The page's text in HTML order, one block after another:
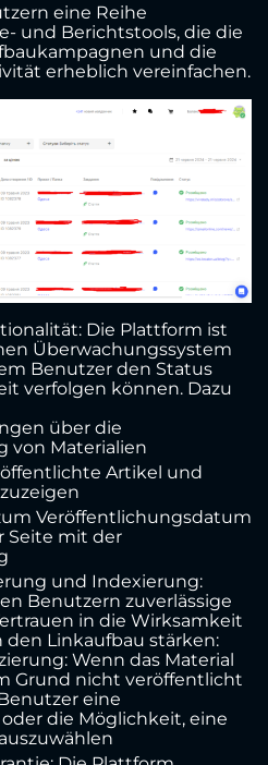
eine Reihe
und Berichtstools, die die
und die
erheblich vereinfachen.
Die Plattform ist
Überwachungssystem
Benutzer den Status
verfolgen können. Dazu
über die
von Materialien
Artikel und
Veröffentlichungsdatum
Seite mit der
und Indexierung:
Benutzern zuverlässige
in die Wirksamkeit
Linkaufbau stärken:
Wenn das Material
Grund nicht veröffentlicht
eine
die Möglichkeit, eine